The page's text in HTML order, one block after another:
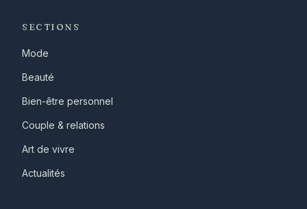
SECTIONS
Mode
Beauté
Bien-être personnel
Couple & relations
Art de vivre
Actualités